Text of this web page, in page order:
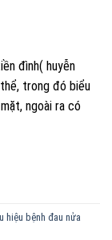
đình( huyễn
trong đó biểu
ngoài ra có
hiệu bệnh đau nửa